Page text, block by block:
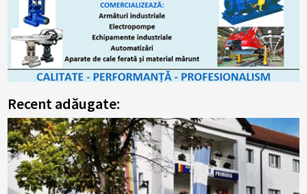
Recent adăugate: